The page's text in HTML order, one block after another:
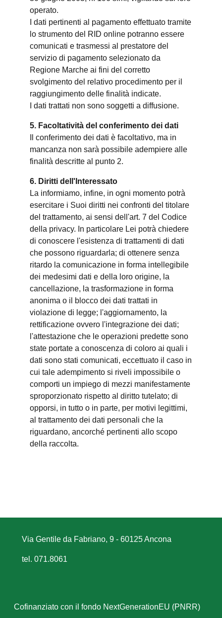
operato.
I dati pertinenti al pagamento effettuato tramite
lo strumento del RID online potranno essere
comunicati e trasmessi al prestatore del
servizio di pagamento selezionato da
Regione Marche ai fini del corretto
svolgimento del relativo procedimento per il
raggiungimento delle finalità indicate.
I dati trattati non sono soggetti a diffusione.
5. Facoltatività del conferimento dei dati
Il conferimento dei dati è facoltativo, ma in
mancanza non sarà possibile adempiere alle
finalità descritte al punto 2.
6. Diritti dell'Interessato
La informiamo, infine, in ogni momento potrà
esercitare i Suoi diritti nei confronti del titolare
del trattamento, ai sensi dell'art. 7 del Codice
della privacy. In particolare Lei potrà chiedere
di conoscere l'esistenza di trattamenti di dati
che possono riguardarla; di ottenere senza
ritardo la comunicazione in forma intellegibile
dei medesimi dati e della loro origine, la
cancellazione, la trasformazione in forma
anonima o il blocco dei dati trattati in
violazione di legge; l'aggiornamento, la
rettificazione ovvero l'integrazione dei dati;
l'attestazione che le operazioni predette sono
state portate a conoscenza di coloro ai quali i
dati sono stati comunicati, eccettuato il caso in
cui tale adempimento si riveli impossibile o
comporti un impiego di mezzi manifestamente
sproporzionato rispetto al diritto tutelato; di
opporsi, in tutto o in parte, per motivi legittimi,
al trattamento dei dati personali che la
riguardano, ancorché pertinenti allo scopo
della raccolta.
Via Gentile da Fabriano, 9 - 60125 Ancona
tel. 071.8061
Cofinanziato con il fondo NextGenerationEU (PNRR)